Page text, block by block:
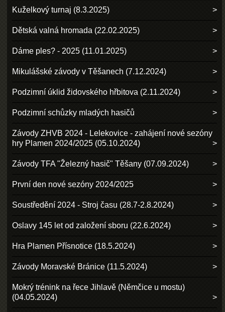
Kuželkový turnaj (8.3.2025)
Dětská valná hromada (22.02.2025)
Dáme ples? - 2025 (11.01.2025)
Mikulášské závody v Těšanech (7.12.2024)
Podzimní úklid židovského hřbitova (2.11.2024)
Podzimní schůzky mladých hasičů
Závody ZHVB 2024 - Lelekovice - zahájení nové sezóny
hry Plamen 2024/2025 (05.10.2024)
Závody TFA "Železný hasič" Těšany (07.09.2024)
První den nové sezóny 2024/2025
Soustředění 2024 - Stroj času (28.7-2.8.2024)
Oslavy 145 let od založení sboru (22.6.2024)
Hra Plamen Přísnotice (18.5.2024)
Závody Moravské Bránice (11.5.2024)
Mokrý trénink na řece Jihlavě (Němčice u mostu)
(04.05.2024)